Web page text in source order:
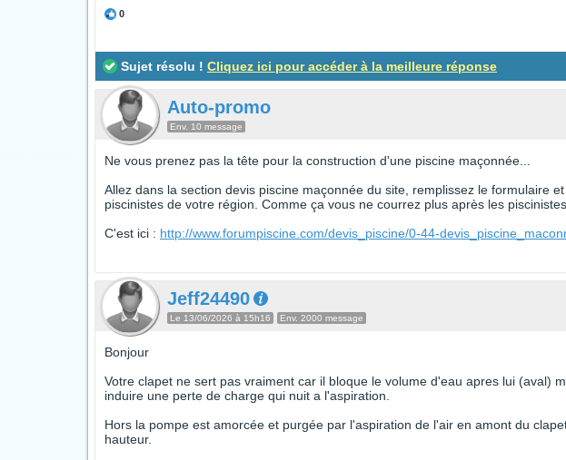
0
Sujet résolu ! Cliquez ici pour accéder à la meilleure réponse
Auto-promo
Env. 10 message
Ne vous prenez pas la tête pour la construction d'une piscine maçonnée...
Allez dans la section devis piscine maçonnée du site, remplissez le formulaire
piscinistes de votre région. Comme ça vous ne courrez plus après les
C'est ici : http://www.forumpiscine.com/devis_piscine/0-44-
Jeff24490
Le 13/06/2026 à 15h16 Env. 2000 message
Bonjour
Votre clapet ne sert pas vraiment car il bloque le volume d'eau apres lui (aval)
induire une perte de charge qui nuit a l'aspiration.
Hors la pompe est amorcée et purgée par l'aspiration de l'air en amont du
hauteur.